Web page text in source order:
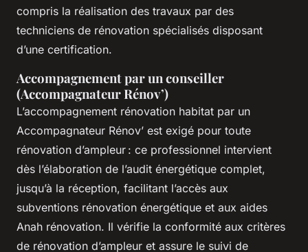
compris la réalisation des travaux par des
techniciens de rénovation spécialisés disposant
d’une certification.
Accompagnement par un conseiller
(Accompagnateur Rénov’)
L’accompagnement rénovation habitat par un
Accompagnateur Rénov’ est exigé pour toute
rénovation d’ampleur : ce professionnel intervient
dès l’élaboration de l’audit énergétique complet,
jusqu’à la réception, facilitant l’accès aux
subventions rénovation énergétique et aux aides
Anah rénovation. Il vérifie la conformité aux critères
de rénovation d’ampleur et assure le suivi de